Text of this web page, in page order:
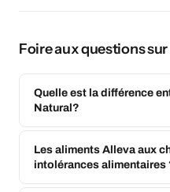
Foire aux questions
Quelle est la différence
Natural?
Les aliments Alleva aux
intolérances alimentaires